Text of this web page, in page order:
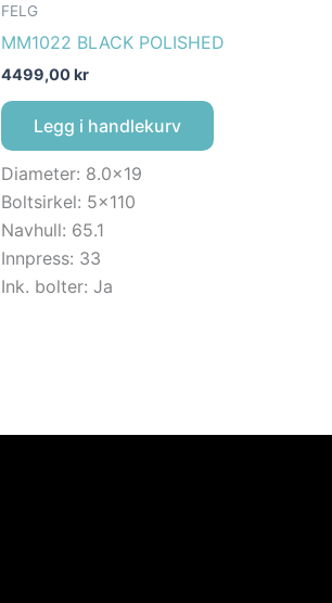
FELG
MM1022 BLACK POLISHED
4499,00kr
Legg i handlekurv
Diameter: 8.0×19
Boltsirkel: 5×110
Navhull: 65.1
Innpress: 33
Ink. bolter: Ja